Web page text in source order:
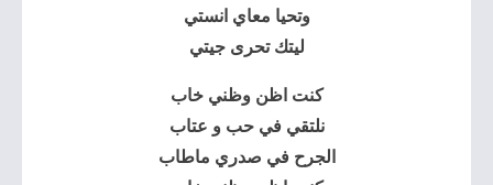
وتحيا معاي انستي
ليتك تحرى جيتي
كنت اظن وظني خاب
نلتقي في حب و عتاب
الجرح في صدري ماطاب